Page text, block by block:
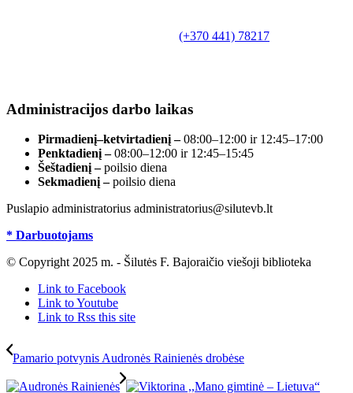
(+370 441) 78217
Administracijos darbo laikas
Pirmadienį–ketvirtadienį –08:00–12:00 ir 12:45–17:00
Penktadienį –08:00–12:00 ir 12:45–15:45
Šeštadienį –poilsio diena
Sekmadienį –poilsio diena
Puslapio administratorius administratorius@silutevb.lt
* Darbuotojams
© Copyright 2025 m. - Šilutės F. Bajoraičio viešoji biblioteka
Link to Facebook
Link to Youtube
Link to Rss this site
Pamario potvynis Audronės Rainienės drobėse